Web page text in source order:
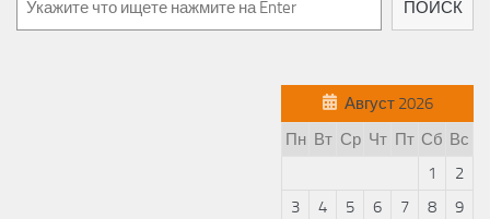
ПОИСК
Август 2026
Пн Вт Ср Чт Пт Сб Вс
1
2
3
4 5 6 7 8
9